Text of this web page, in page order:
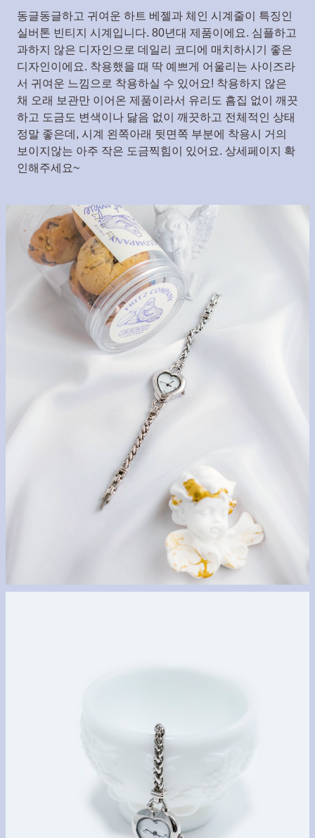
동글동글하고 귀여운 하트 베젤과 체인 시계줄이 특징인
실버톤 빈티지 시계입니다. 80년대 제품이에요. 심플하고
과하지 않은 디자인으로 데일리 코디에 매치하시기 좋은
디자인이에요. 착용했을 때 딱 예쁘게 어울리는 사이즈라
서 귀여운 느낌으로 착용하실 수 있어요! 착용하지 않은
채 오래 보관만 이어온 제품이라서 유리도 흠집 없이 깨끗
하고 도금도 변색이나 닳음 없이 깨끗하고 전체적인 상태
정말 좋은데, 시계 왼쪽아래 뒷면쪽 부분에 착용시 거의
보이지않는 아주 작은 도금찍힘이 있어요. 상세페이지 확
인해주세요~